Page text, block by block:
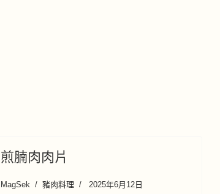
煎腩肉肉片
MagSek 豬肉料理 2025年6月12日